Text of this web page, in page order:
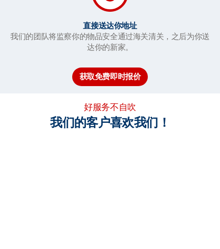
直接送达你地址
我们的团队将监察你的物品安全通过海关清关，之后为你送
达你的新家。
获取免费即时报价
好服务不自吹
我们的客户喜欢我们！